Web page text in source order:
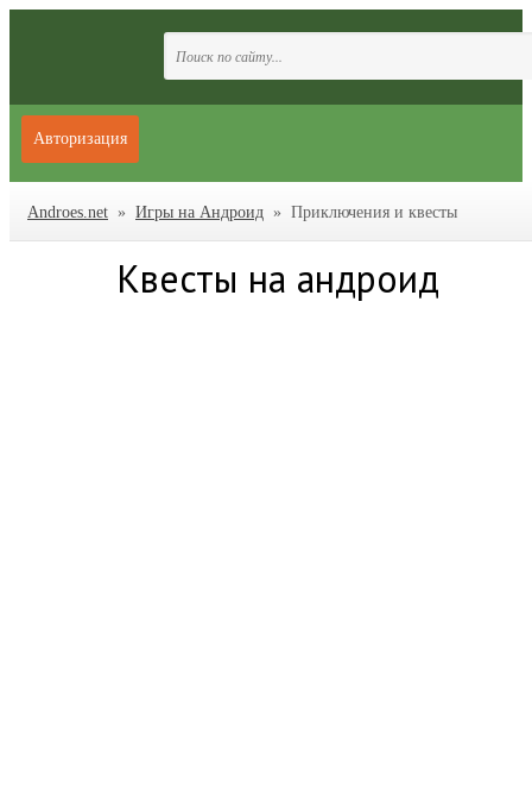
Авторизация
Androes.net » Игры на Андроид » Приключения и квесты
Квесты на андроид